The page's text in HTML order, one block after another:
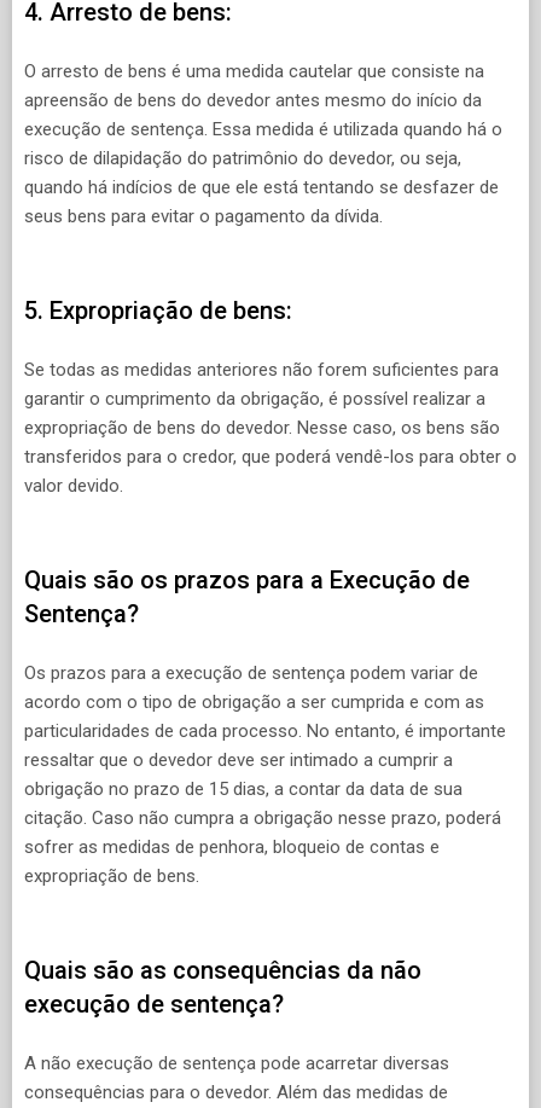
4. Arresto de bens:
O arresto de bens é uma medida cautelar que consiste na
apreensão de bens do devedor antes mesmo do início da
execução de sentença. Essa medida é utilizada quando há o
risco de dilapidação do patrimônio do devedor, ou seja,
quando há indícios de que ele está tentando se desfazer de
seus bens para evitar o pagamento da dívida.
5. Expropriação de bens:
Se todas as medidas anteriores não forem suficientes para
garantir o cumprimento da obrigação, é possível realizar a
expropriação de bens do devedor. Nesse caso, os bens são
transferidos para o credor, que poderá vendê-los para obter o
valor devido.
Quais são os prazos para a Execução de
Sentença?
Os prazos para a execução de sentença podem variar de
acordo com o tipo de obrigação a ser cumprida e com as
particularidades de cada processo. No entanto, é importante
ressaltar que o devedor deve ser intimado a cumprir a
obrigação no prazo de 15 dias, a contar da data de sua
citação. Caso não cumpra a obrigação nesse prazo, poderá
sofrer as medidas de penhora, bloqueio de contas e
expropriação de bens.
Quais são as consequências da não
execução de sentença?
A não execução de sentença pode acarretar diversas
consequências para o devedor. Além das medidas de